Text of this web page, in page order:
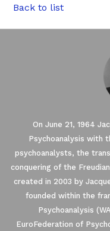
Back to list
On June 21, 1964
Psychoanalysis with
psychoanalysts, the
conquering of the
created in 2003 by
founded within the
Psychoanalysis
EuroFederation of
Our website